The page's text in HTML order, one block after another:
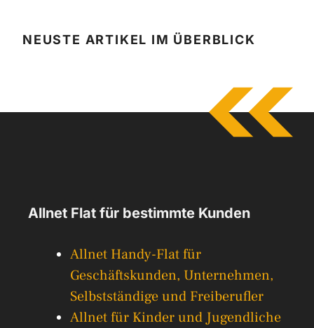
NEUSTE ARTIKEL IM ÜBERBLICK
Allnet Flat für bestimmte Kunden
Allnet Handy-Flat für
Geschäftskunden, Unternehmen,
Selbstständige und Freiberufler
Allnet für Kinder und Jugendliche